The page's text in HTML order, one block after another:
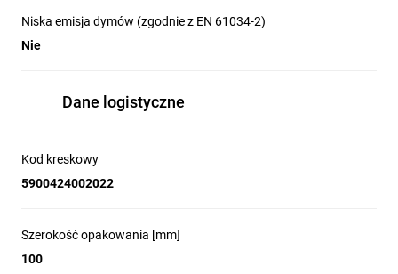
Niska emisja dymów (zgodnie z EN 61034-2)
Nie
Dane logistyczne
Kod kreskowy
5900424002022
Szerokość opakowania [mm]
100